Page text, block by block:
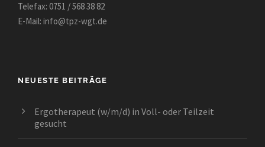
Telefax: 0751 / 568 38 82
E-Mail: info@tpz-wgt.de
NEUESTE BEITRÄGE
Ergotherapeut (w/m/d) in Voll- oder Teilzeit
gesucht